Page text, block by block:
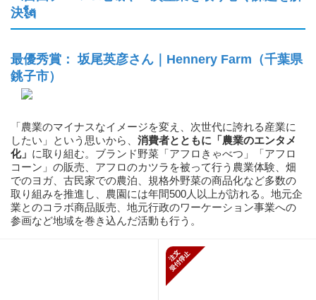
決🗽
最優秀賞： 坂尾英彦さん｜Hennery Farm（千葉県
銚子市）
「農業のマイナスなイメージを変え、次世代に誇れる産業に
したい」という思いから、 消費者とともに「農業のエンタメ
化」 に取り組む。ブランド野菜「アフロきゃべつ」「アフロ
コーン」の販売、アフロのカツラを被って行う農業体験、畑
でのヨガ、古民家での農泊、規格外野菜の商品化など多数の
取り組みを推進し、農園には年間500人以上が訪れる。地元企
業とのコラボ商品販売、地元行政のワーケーション事業への
参画など地域を巻き込んだ活動も行う。